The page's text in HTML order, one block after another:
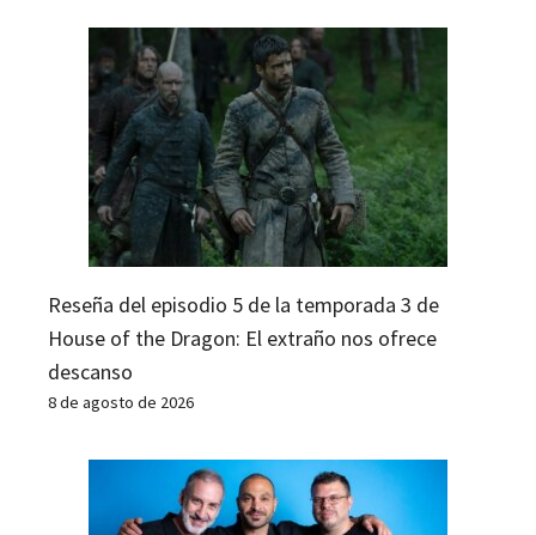
Reseña del episodio 5 de la temporada 3 de
House of the Dragon: El extraño nos ofrece
descanso
8 de agosto de 2026